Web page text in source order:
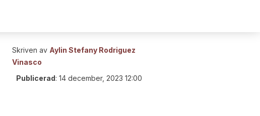
Skriven av Aylin Stefany Rodriguez
Vinasco
Publicerad: 14 december, 2023 12:00